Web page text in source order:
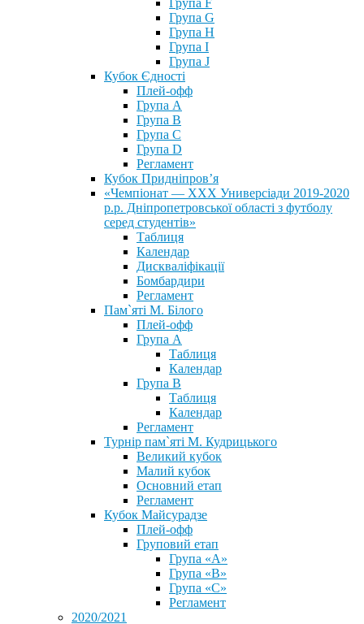
Група F
Група G
Група H
Група I
Група J
Кубок Єдності
Плей-офф
Група А
Група В
Група С
Група D
Регламент
Кубок Придніпров’я
«Чемпіонат — ХХХ Универсіади 2019-2020
р.р. Дніпропетровської області з футболу
серед студентів»
Таблиця
Календар
Дискваліфікації
Бомбардири
Регламент
Пам`яті М. Білого
Плей-офф
Група А
Таблиця
Календар
Група В
Таблиця
Календар
Регламент
Турнір пам`яті М. Кудрицького
Великий кубок
Малий кубок
Основний етап
Регламент
Кубок Майсурадзе
Плей-офф
Груповий етап
Група «А»
Група «B»
Група «C»
Регламент
2020/2021